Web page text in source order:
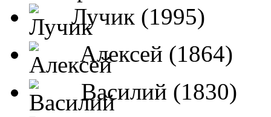
Лучик (1995)
Алексей (1864)
Василий (1830)